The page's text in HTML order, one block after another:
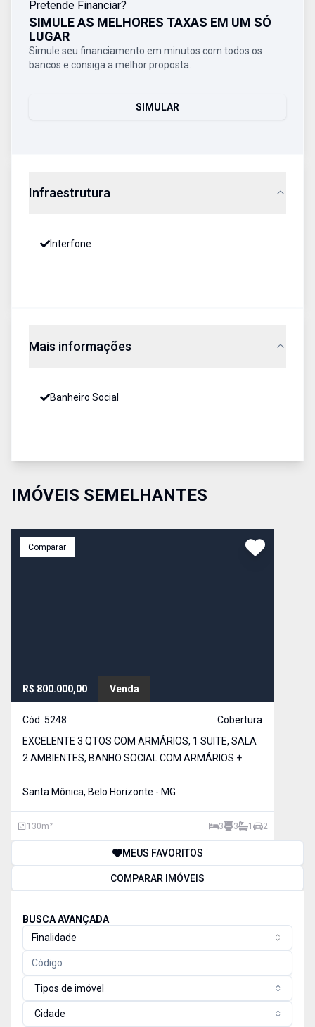
Pretende Financiar?
SIMULE AS MELHORES TAXAS EM UM SÓ
LUGAR
Simule seu financiamento em minutos com todos os
bancos e consiga a melhor proposta.
SIMULAR
Infraestrutura
Interfone
Mais informações
Banheiro Social
IMÓVEIS SEMELHANTES
Comparar
R$ 800.000,00 Venda
Cód: 5248
Cobertura
EXCELENTE 3 QTOS COM ARMÁRIOS, 1 SUITE, SALA
2 AMBIENTES, BANHO SOCIAL COM ARMÁRIOS +
ANDAR: SALA, COZINHA, L
Santa Mônica, Belo Horizonte - MG
130m² 3 3 1 2
MEUS FAVORITOS
COMPARAR IMÓVEIS
BUSCA AVANÇADA
Finalidade
Tipos de imóvel
Cidade